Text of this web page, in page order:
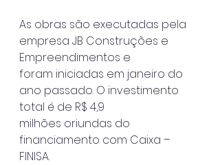
As obras são executadas pela
empresa JB Construções e
Empreendimentos e
foram iniciadas em janeiro do
ano passado. O investimento
total é de R$ 4,9
milhões oriundas do
financiamento com Caixa –
FINISA.